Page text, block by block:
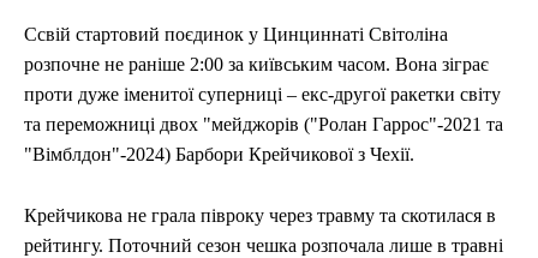
Ссвій стартовий поєдинок у Цинциннаті Світоліна
розпочне не раніше 2:00 за київським часом. Вона зіграє
проти дуже іменитої суперниці – екс-другої ракетки світу
та переможниці двох "мейджорів ("Ролан Гаррос"-2021 та
"Вімблдон"-2024) Барбори Крейчикової з Чехії.
Крейчикова не грала півроку через травму та скотилася в
рейтингу. Поточний сезон чешка розпочала лише в травні